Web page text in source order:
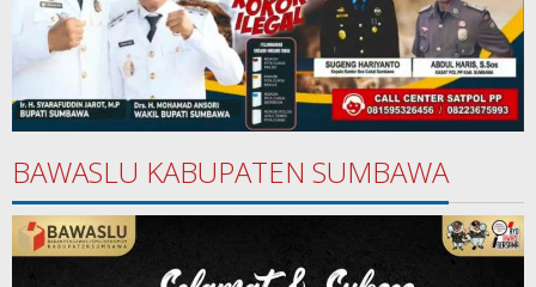
BAWASLU KABUPATEN SUMBAWA